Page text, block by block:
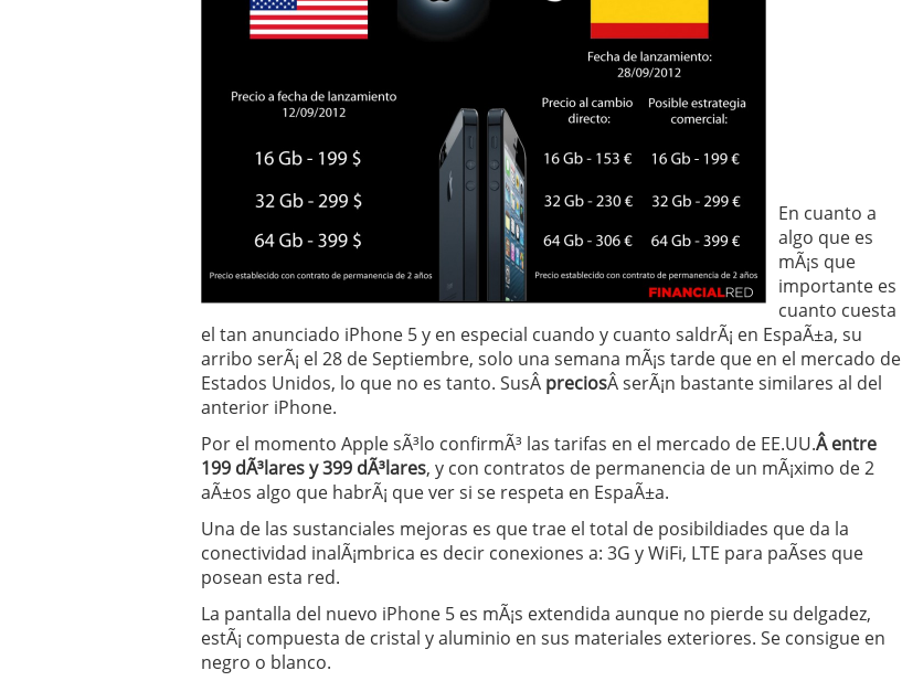
En cuanto a
algo que es
mÃ¡s que
importante es
cuanto cuesta
el tan anunciado iPhone 5 y en especial cuando y cuanto saldrÃ¡ en EspaÃ±a, su
arribo serÃ¡ el 28 de Septiembre, solo una semana mÃ¡s tarde que en el mercado de
Estados Unidos, lo que no es tanto. SusÂ preciosÂ serÃ¡n bastante similares al del
anterior iPhone.
Por el momento Apple sÃ³lo confirmÃ³ las tarifas en el mercado de EE.UU.Â entre
199 dÃ³lares y 399 dÃ³lares, y con contratos de permanencia de un mÃ¡ximo de 2
aÃ±os algo que habrÃ¡ que ver si se respeta en EspaÃ±a.
Una de las sustanciales mejoras es que trae el total de posibildiades que da la
conectividad inalÃ¡mbrica es decir conexiones a: 3G y WiFi, LTE para paÃ­ses que
posean esta red.
La pantalla del nuevo iPhone 5 es mÃ¡s extendida aunque no pierde su delgadez,
estÃ¡ compuesta de cristal y aluminio en sus materiales exteriores. Se consigue en
negro o blanco.